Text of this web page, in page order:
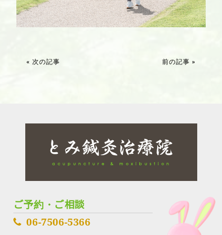
« 次の記事 前の記事 »
ご予約・ご相談
06-7506-5366